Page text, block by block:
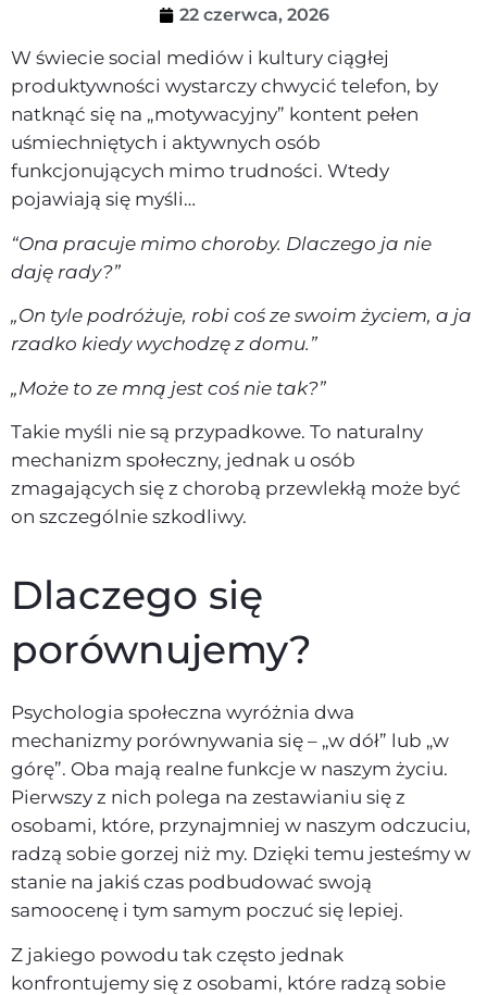
22 czerwca, 2026
W świecie social mediów i kultury ciągłej
produktywności wystarczy chwycić telefon, by
natknąć się na „motywacyjny” kontent pełen
uśmiechniętych i aktywnych osób
funkcjonujących mimo trudności. Wtedy
pojawiają się myśli…
“Ona pracuje mimo choroby. Dlaczego ja nie
daję rady?”
„On tyle podróżuje, robi coś ze swoim życiem, a ja
rzadko kiedy wychodzę z domu.”
„Może to ze mną jest coś nie tak?”
Takie myśli nie są przypadkowe. To naturalny
mechanizm społeczny, jednak u osób
zmagających się z chorobą przewlekłą może być
on szczególnie szkodliwy.
Dlaczego się
porównujemy?
Psychologia społeczna wyróżnia dwa
mechanizmy porównywania się – „w dół” lub „w
górę”. Oba mają realne funkcje w naszym życiu.
Pierwszy z nich polega na zestawianiu się z
osobami, które, przynajmniej w naszym odczuciu,
radzą sobie gorzej niż my. Dzięki temu jesteśmy w
stanie na jakiś czas podbudować swoją
samoocenę i tym samym poczuć się lepiej.
Z jakiego powodu tak często jednak
konfrontujemy się z osobami, które radzą sobie